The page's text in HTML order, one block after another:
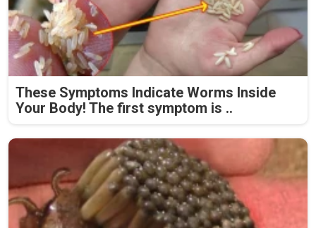
These Symptoms Indicate Worms Inside
Your Body! The first symptom is ..